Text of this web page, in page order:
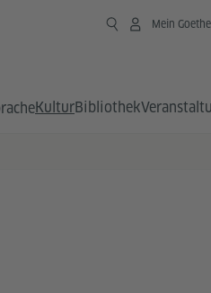
Mein
KulturBibliothek